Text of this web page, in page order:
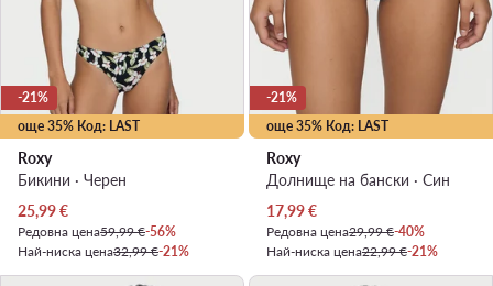
още 35% Код: LAST
-21%
Roxy
Бикини · Черен
Актуална цена
25,99€
Редовна цена59,99 €-56%
Най-ниска цена32,99 €-21%
още 35% Код: LAST
-21%
Roxy
Долнище на бански · Син
Актуална цена
17,99€
Редовна цена29,99 €-40%
Най-ниска цена22,99 €-21%